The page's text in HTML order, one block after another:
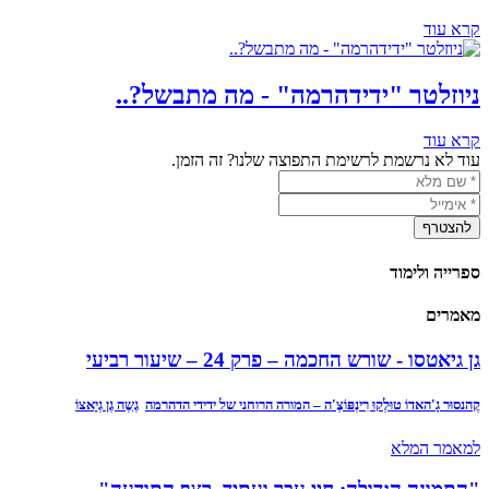
קרא עוד
ניוזלטר "ידידהרמה" - מה מתבשל?..
קרא עוד
עוד לא נרשמת לרשימת התפוצה שלנו? זה הזמן.
ספרייה ולימוד
מאמרים
גן גיאטסו - שורש החכמה – פרק 24 – שיעור רביעי
קֶהנסוּר גָ'האדוֹ טוּלְקוּ רִינְפּוֹצֶ'ה – המורה הרוחני של ידידי הדהרמה גֶשֶה גֶן גְיָאצוֹ
למאמר המלא